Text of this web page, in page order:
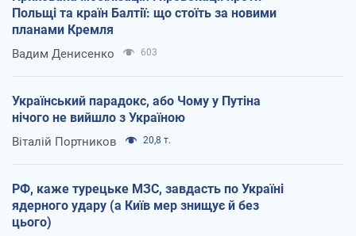
Польщі та країн Балтії: що стоїть за новими
планами Кремля
Вадим Денисенко 603
Український парадокс, або Чому у Путіна
нічого не вийшло з Україною
Віталій Портников 20,8 т.
РФ, каже турецьке МЗС, завдасть по Україні
ядерного удару (а Київ мер знищує й без
цього)